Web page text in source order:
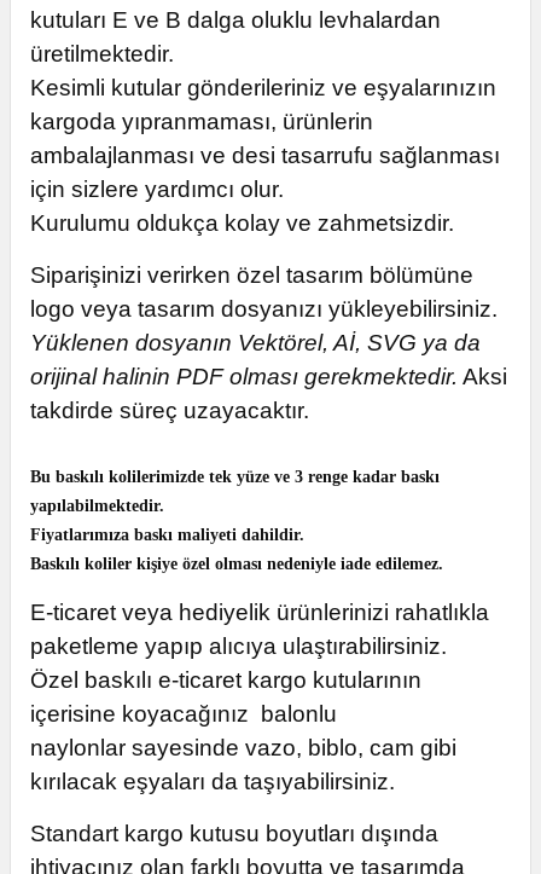
kutuları E ve B dalga oluklu levhalardan
üretilmektedir.
Kesimli kutular gönderileriniz ve eşyalarınızın
kargoda yıpranmaması, ürünlerin
ambalajlanması ve desi tasarrufu sağlanması
için sizlere yardımcı olur.
Kurulumu oldukça kolay ve zahmetsizdir.
Siparişinizi verirken özel tasarım bölümüne
logo veya tasarım dosyanızı yükleyebilirsiniz.
Yüklenen dosyanın Vektörel, Aİ, SVG ya da
orijinal halinin PDF olması gerekmektedir. Aksi
takdirde süreç uzayacaktır.
Bu baskılı kolilerimizde tek yüze ve 3 renge kadar baskı
yapılabilmektedir.
Fiyatlarımıza baskı maliyeti dahildir.
Baskılı koliler kişiye özel olması nedeniyle iade edilemez.
E-ticaret veya hediyelik ürünlerinizi rahatlıkla
paketleme yapıp alıcıya ulaştırabilirsiniz.
Özel baskılı e-ticaret kargo kutularının
içerisine koyacağınız
balonlu
naylonlar sayesinde vazo, biblo, cam gibi
kırılacak eşyaları da taşıyabilirsiniz.
Standart kargo kutusu boyutları dışında
ihtiyacınız olan farklı boyutta ve tasarımda